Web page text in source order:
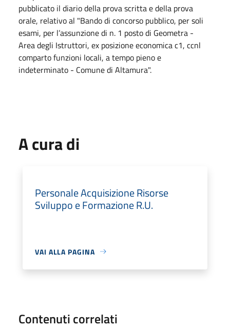
pubblicato il diario della prova scritta e della prova
orale, relativo al "Bando di concorso pubblico, per soli
esami, per l’assunzione di n. 1 posto di Geometra -
Area degli Istruttori, ex posizione economica c1, ccnl
comparto funzioni locali, a tempo pieno e
indeterminato - Comune di Altamura".
A cura di
Personale Acquisizione Risorse
Sviluppo e Formazione R.U.
VAI ALLA PAGINA
Contenuti correlati